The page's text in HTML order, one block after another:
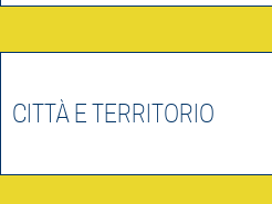
CITTÀ E TERRITORIO